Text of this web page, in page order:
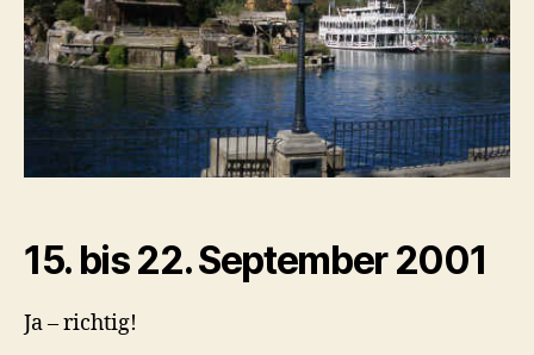
15. bis 22. September 2001
Ja – richtig!